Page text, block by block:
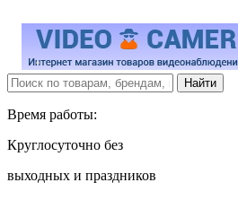
Время работы:
Круглосуточно без
выходных и праздников